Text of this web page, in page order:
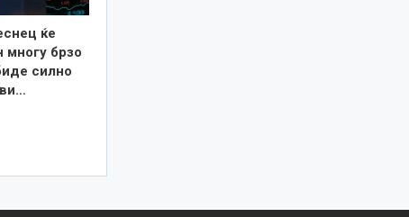
ќе
многу брзо
силно